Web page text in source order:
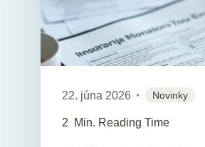
22. júna 2026 Novinky
2 Min. Reading Time